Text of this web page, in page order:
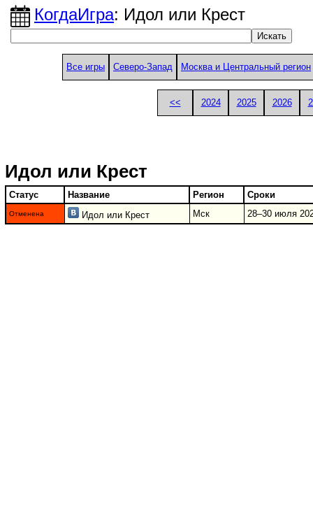
КогдаИгра: Идол или Крест
Все игры Северо-Запад Москва и Центральный регион
<< 2024 2025 2026
Идол или Крест
Статус Название Регион Сроки
Отменена Идол или Крест Мск 28–30 июля